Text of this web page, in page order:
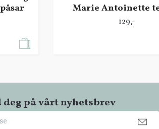
Marie Antoinette
129,-
deg på vårt nyhetsbrev